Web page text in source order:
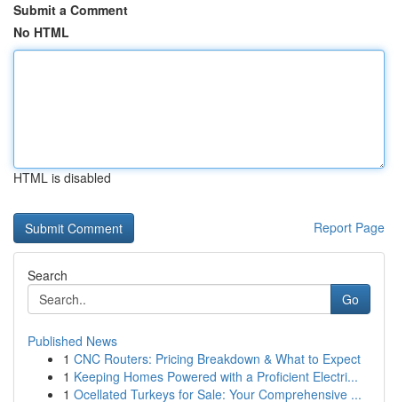
Submit a Comment
No HTML
HTML is disabled
Report Page
Search
Go
Published News
1 CNC Routers: Pricing Breakdown & What to Expect
1 Keeping Homes Powered with a Proficient Electri...
1 Ocellated Turkeys for Sale: Your Comprehensive ...